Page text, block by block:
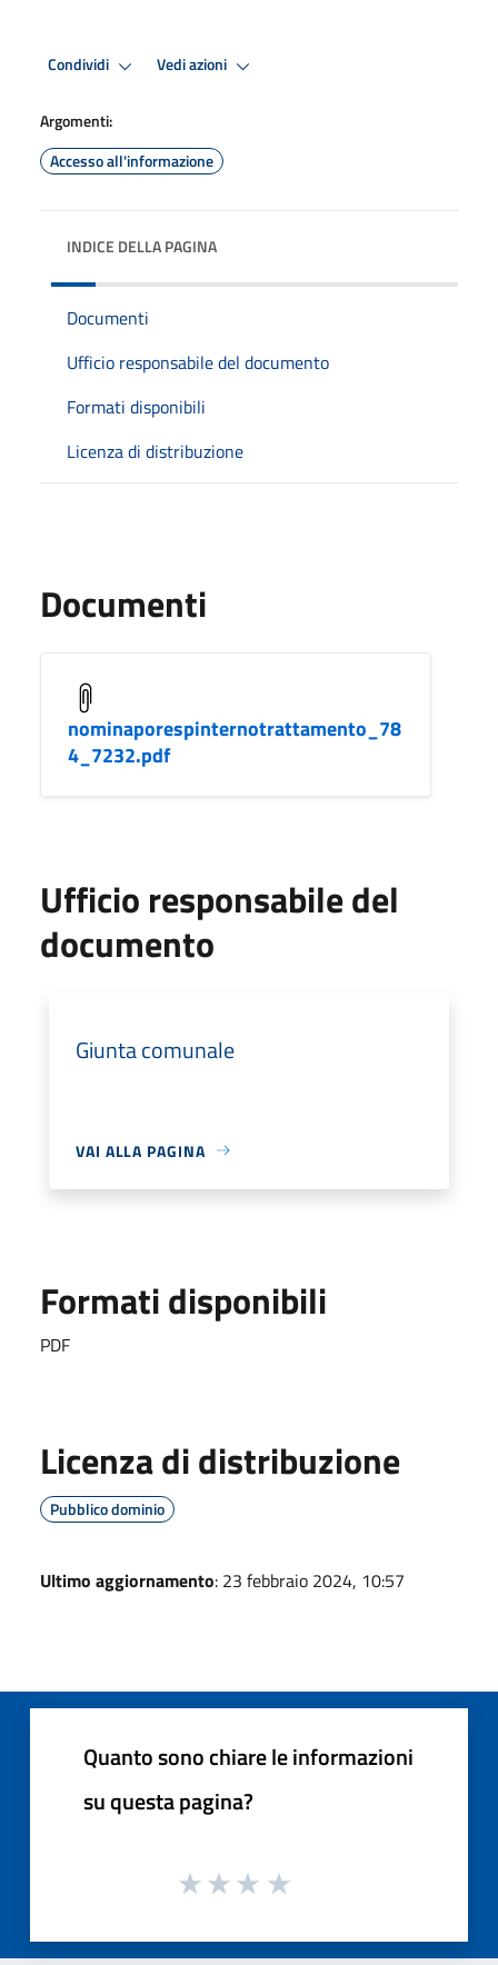
Condividi Vedi azioni
Argomenti:
Accesso all'informazione
INDICE DELLA PAGINA
Documenti
Ufficio responsabile del documento
Formati disponibili
Licenza di distribuzione
Documenti
nominaporespinternotrattamento_78
4_7232.pdf
Ufficio responsabile del
documento
Giunta comunale
VAI ALLA PAGINA
Formati disponibili
PDF
Licenza di distribuzione
Pubblico dominio
Ultimo aggiornamento: 23 febbraio 2024, 10:57
Quanto sono chiare le informazioni
su questa pagina?